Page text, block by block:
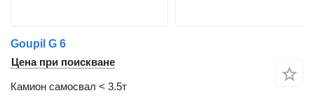
Goupil G 6
Цена при поискване
Камион самосвал < 3.5т